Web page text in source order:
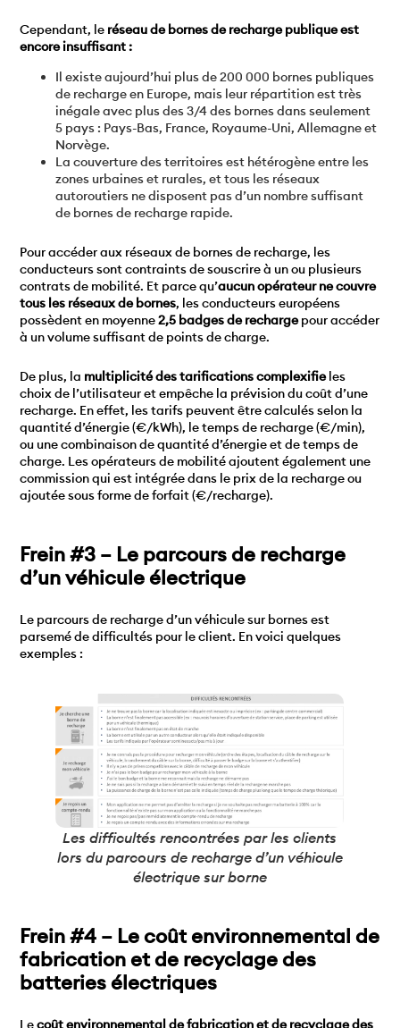
Cependant, le réseau de bornes de recharge publique est
encore insuffisant :
Il existe aujourd’hui plus de 200 000 bornes publiques
de recharge en Europe, mais leur répartition est très
inégale avec plus des 3/4 des bornes dans seulement
5 pays : Pays-Bas, France, Royaume-Uni, Allemagne et
Norvège.
La couverture des territoires est hétérogène entre les
zones urbaines et rurales, et tous les réseaux
autoroutiers ne disposent pas d’un nombre suffisant
de bornes de recharge rapide.
Pour accéder aux réseaux de bornes de recharge, les
conducteurs sont contraints de souscrire à un ou plusieurs
contrats de mobilité. Et parce qu’aucun opérateur ne couvre
tous les réseaux de bornes, les conducteurs européens
possèdent en moyenne2,5 badges de rechargepour accéder
à un volume suffisant de points de charge.
De plus, la multiplicité des tarifications complexifieles
choix de l’utilisateur et empêche la prévision du coût d’une
recharge. En effet, les tarifs peuvent être calculés selon la
quantité d’énergie (€/kWh), le temps de recharge (€/min),
ou une combinaison de quantité d’énergie et de temps de
charge. Les opérateurs de mobilité ajoutent également une
commission qui est intégrée dans le prix de la recharge ou
ajoutée sous forme de forfait (€/recharge).
Frein #3 – Le parcours de recharge
d’un véhicule électrique
Le parcours de recharge d’un véhicule sur bornes est
parsemé de difficultés pour le client. En voici quelques
exemples :
Les difficultés rencontrées par les clients
lors du parcours de recharge d’un véhicule
électrique sur borne
Frein #4 – Le coût environnemental de
fabrication et de recyclage des
batteries électriques
Lecoût environnemental de fabrication et de recyclage des